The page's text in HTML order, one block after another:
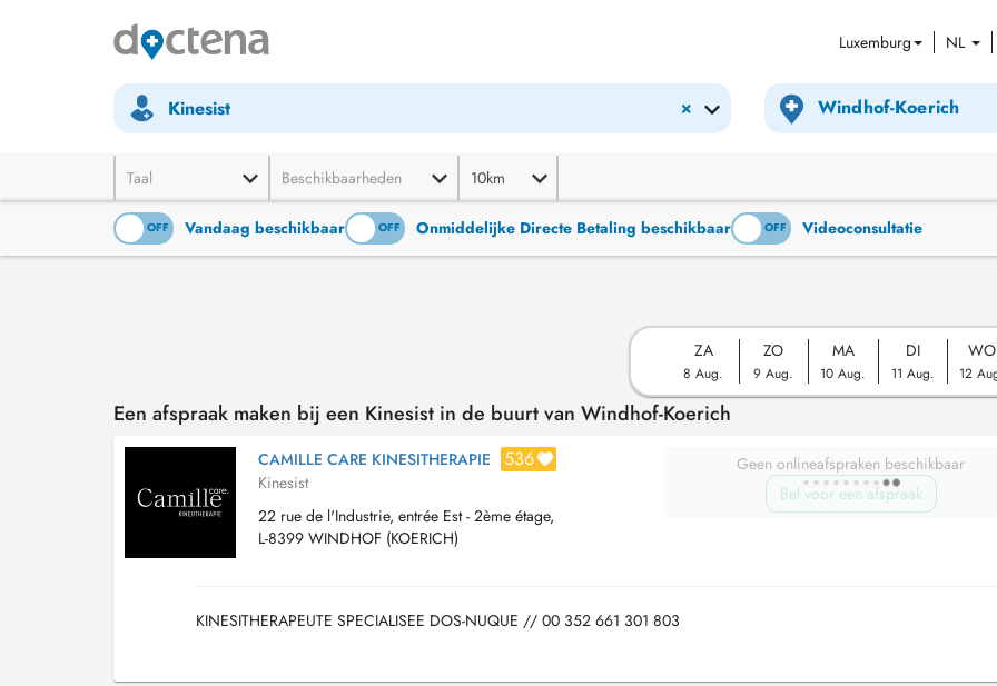
Luxemburg NL
×
Kinesist
Taal Beschikbaarheden 10km
OFF Vandaag beschikbaar
ON OFF Onmiddelijke Directe Betaling beschikbaar
ON OFF Videoconsultatie
ZA
8 Aug.
ZO
9 Aug.
MA
10 Aug.
DI
11 Aug.
WO
12
Een afspraak maken bij een Kinesist in de buurt van Windhof-Koerich
CAMILLE CARE KINESITHERAPIE 536
Kinesist
22 rue de l'Industrie, entrée Est - 2ème étage,
L-8399 WINDHOF (KOERICH)
Geen onlineafspraken beschikbaar
Bel voor een afspraak
KINESITHERAPEUTE SPECIALISEE DOS-NUQUE // 00 352 661 301 803